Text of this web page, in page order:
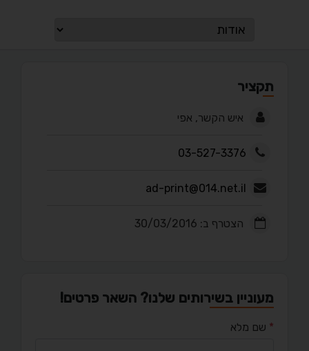
תקציר
איש הקשר, אפי
03-527-3376
ad-print@014.net.il
הצטרף ב: 30/03/2016
מעוניין בשירותים שלנו? השאר פרטים!
* שם מלא